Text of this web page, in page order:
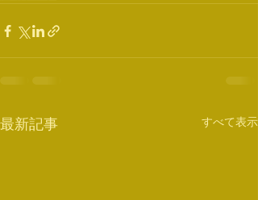
最新記事 すべて表示